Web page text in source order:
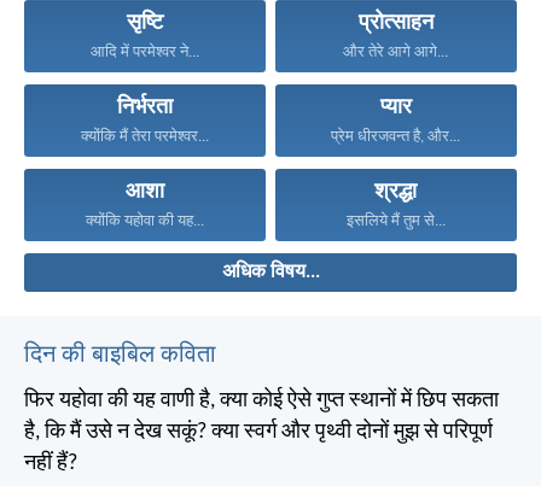
सृष्टि
आदि में परमेश्वर ने...
प्रोत्साहन
और तेरे आगे आगे...
निर्भरता
क्योंकि मैं तेरा परमेश्वर...
प्यार
प्रेम धीरजवन्त है, और...
आशा
क्योंकि यहोवा की यह...
श्रद्धा
इसलिये मैं तुम से...
अधिक विषय...
दिन की बाइबिल कविता
फिर यहोवा की यह वाणी है, क्या कोई ऐसे गुप्त स्थानों में छिप सकता
है, कि मैं उसे न देख सकूं? क्या स्वर्ग और पृथ्वी दोनों मुझ से परिपूर्ण
नहीं हैं?